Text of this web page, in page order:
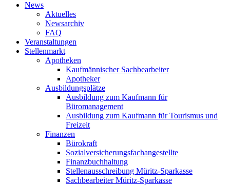
News
Aktuelles
Newsarchiv
FAQ
Veranstaltungen
Stellenmarkt
Apotheken
Kaufmännischer Sachbearbeiter
Apotheker
Ausbildungsplätze
Ausbildung zum Kaufmann für
Büromanagement
Ausbildung zum Kaufmann für Tourismus und
Freizeit
Finanzen
Bürokraft
Sozialversicherungsfachangestellte
Finanzbuchhaltung
Stellenausschreibung Müritz-Sparkasse
Sachbearbeiter Müritz-Sparkasse